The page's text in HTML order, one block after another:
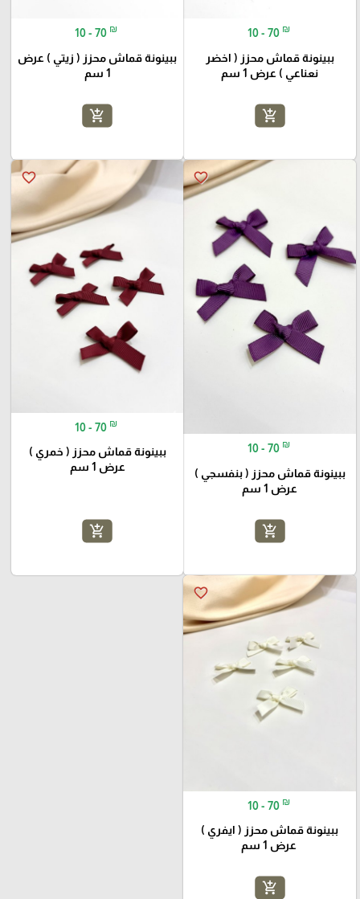
10 - 70 ₪
ببينونة قماش محزز ( اخضر
نعناعي ) عرض 1 سم
add_shopping_cart
10 - 70 ₪
ببينونة قماش محزز ( زيتي ) عرض
1 سم
add_shopping_cart
favorite_border
10 - 70 ₪
ببينونة قماش محزز ( بنفسجي )
عرض 1 سم
add_shopping_cart
favorite_border
10 - 70 ₪
ببينونة قماش محزز ( خمري )
عرض 1 سم
add_shopping_cart
favorite_border
10 - 70 ₪
ببينونة قماش محزز ( ايفري )
عرض 1 سم
add_shopping_cart